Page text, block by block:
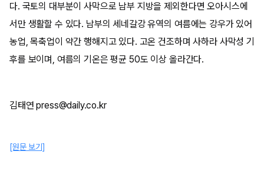
다. 국토의 대부분이 사막으로 남부 지방을 제외한다면 오아시스에
서만 생활할 수 있다. 남부의 세네갈강 유역의 여름에는 강우가 있어
농업, 목축업이 약간 행해지고 있다. 고온 건조하며 사하라 사막성 기
후를 보이며, 여름의 기온은 평균 50도 이상 올라간다.
김태연 press@daily.co.kr
[원문 보기]